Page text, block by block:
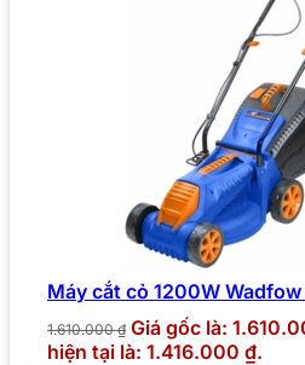
Máy cắt cỏ 1200W Wadfow
1.610.000₫ Giá gốc là:
hiện tại là: 1.416.000 ₫.